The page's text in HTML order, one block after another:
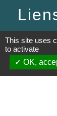
LOIRE
RÉGION
This site uses
to activate
OK,